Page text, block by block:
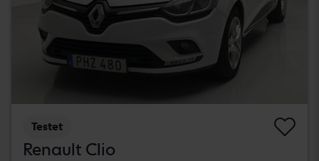
Testet
Renault Clio